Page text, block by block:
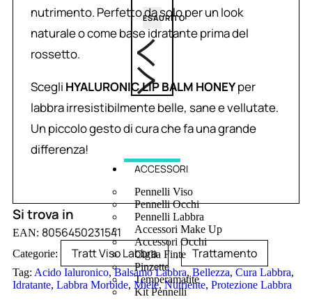
ESAURITO
ACCESSORI
Pennelli Viso
Pennelli Occhi
Pennelli Labbra
Accessori Make Up
Accessori Occhi
Ciglia Finte
Pinzette
Temperamatite
Kit Pennelli
nutrimento. Perfetto da solo per un look
naturale o come base idratante prima del
rossetto.
Scegli HYALURONIC LIP BALM HONEYper
labbra irresistibilmente belle, sane e vellutate.
Un piccolo gesto di cura che fa una grande
differenza!
Si trova in
EAN: 8056450231541
Categorie: Tratt Viso Labbra , Trattamento
Tag: Acido Ialuronico,Balsamo Labbra, Bellezza, Cura Labbra,
Idratante, Labbra Morbide, Miele,Nutriente, Protezione Labbra